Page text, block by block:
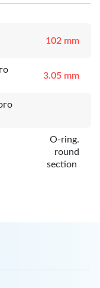
102 mm
3.05 mm
O-ring.
round
section